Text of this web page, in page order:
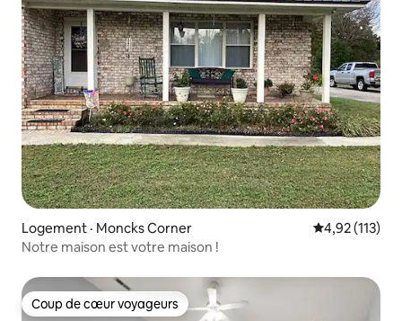
Logement · Moncks Corner Note
4,92 (113)
Notre maison est votre maison !
Coup de cœur voyageurs
Coup de cœur voyageurs